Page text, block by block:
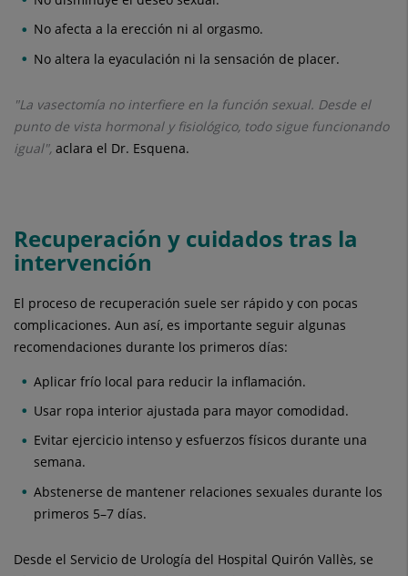
No afecta a la erección ni al orgasmo.
No altera la eyaculación ni la sensación de placer.
"La vasectomía no interfiere en la función sexual. Desde el
punto de vista hormonal y fisiológico, todo sigue funcionando
igual", aclara el Dr. Esquena.
Recuperación y cuidados tras la
intervención
El proceso de recuperación suele ser rápido y con pocas
complicaciones. Aun así, es importante seguir algunas
recomendaciones durante los primeros días:
Aplicar frío local para reducir la inflamación.
Usar ropa interior ajustada para mayor comodidad.
Evitar ejercicio intenso y esfuerzos físicos durante una
semana.
Abstenerse de mantener relaciones sexuales durante los
primeros 5–7 días.
Desde el Servicio de Urología del Hospital Quirón Vallès, se